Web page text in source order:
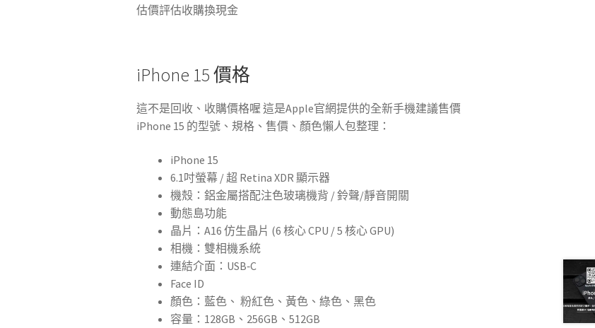
估價評估收購換現金
iPhone 15 價格
這不是回收、收購價格喔 這是Apple官網提供的全新手機建議售價
iPhone 15 的型號、規格、售價、顏色懶人包整理：
iPhone 15
6.1吋螢幕 / 超 Retina XDR 顯示器
機殼：鋁金屬搭配注色玻璃機背 / 鈴聲/靜音開關
動態島功能
晶片：A16 仿生晶片 (6 核心 CPU / 5 核心 GPU)
相機：雙相機系統
連結介面：USB‑C
Face ID
顏色：藍色、 粉紅色、黃色、綠色、黑色
容量：128GB、256GB、512GB